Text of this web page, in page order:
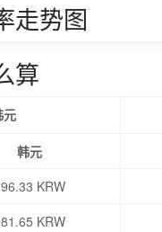
走势图
算
元
韩元
KRW
KRW